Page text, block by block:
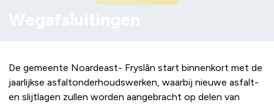
De gemeente Noardeast- Fryslân start binnenkort met de
jaarlijkse asfaltonderhoudswerken, waarbij nieuwe asfalt-
en slijtlagen zullen worden aangebracht op delen van